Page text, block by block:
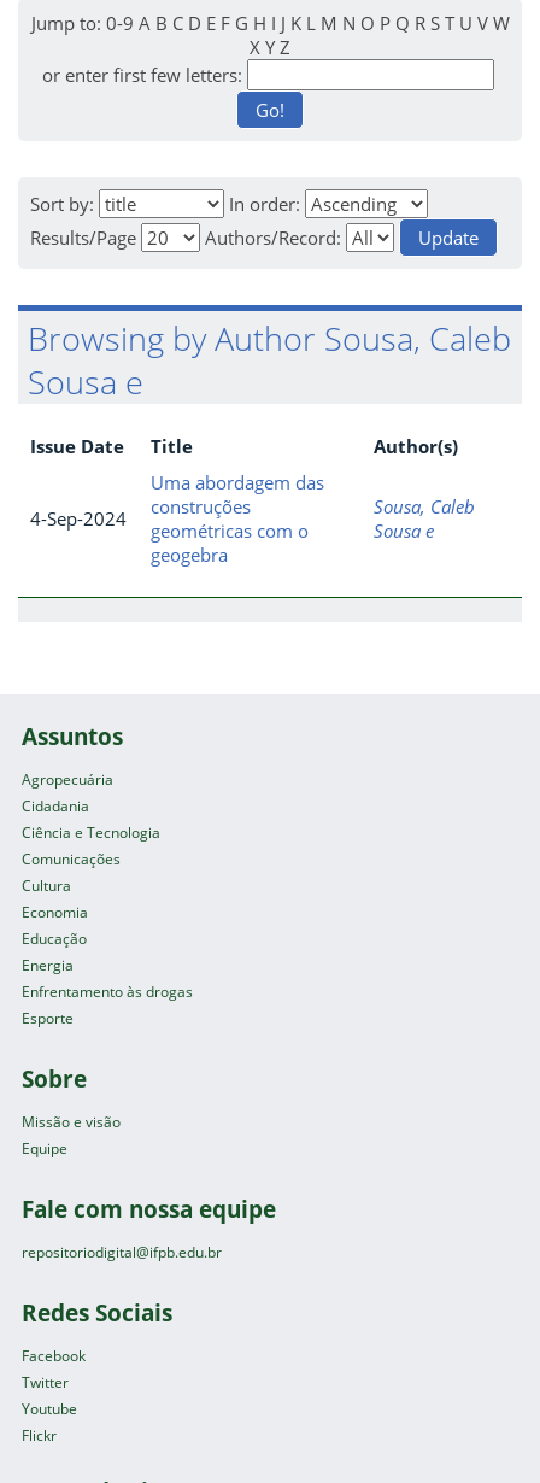
Jump to: 0-9 A B C D E F G H I J K L M N O P Q R S T U V W
X Y Z
or enter first few letters:
Sort by:
In order:
Results/Page
Authors/Record:
Browsing by Author Sousa, Caleb
Sousa e
Issue Date Title Author(s)
4-Sep-2024
Uma abordagem das
construções
geométricas com o
geogebra
Sousa, Caleb
Sousa e
Assuntos
Agropecuária
Cidadania
Ciência e Tecnologia
Comunicações
Cultura
Economia
Educação
Energia
Enfrentamento às drogas
Esporte
Sobre
Missão e visão
Equipe
Fale com nossa equipe
repositoriodigital@ifpb.edu.br
Redes Sociais
Facebook
Twitter
Youtube
Flickr